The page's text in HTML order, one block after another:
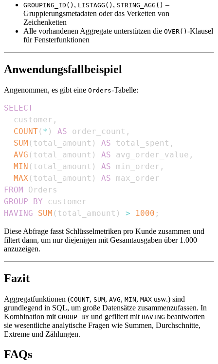
GROUPING_ID() , LISTAGG() , STRING_AGG() –
Gruppierungsmetadaten oder das Verketten von
Zeichenketten
Alle vorhandenen Aggregate unterstützen die OVER() -Klausel
für Fensterfunktionen
Anwendungsfallbeispiel
Angenommen, es gibt eine Orders-Tabelle:
SELECT
  customer
,
COUNT( * ) AS order_count ,
SUM ( total_amount ) AS total_spent ,
AVG ( total_amount ) AS avg_order_value ,
MIN ( total_amount ) AS min_order ,
MAX ( total_amount ) AS
FROM
GROUP
BY
HAVING
SUM ( total_amount ) > 1000 ;
Diese Abfrage fasst Schlüsselmetriken pro Kunde zusammen und
filtert dann, um nur diejenigen mit Gesamtausgaben über 1.000
anzuzeigen.
Fazit
Aggregatfunktionen (COUNT, SUM, AVG, MIN, MAX usw.) sind
grundlegend in SQL, um große Datensätze zusammenzufassen. In
Kombination mit GROUP BY und gefiltert mit HAVING beantworten
sie wesentliche analytische Fragen wie Summen, Durchschnitte,
Extreme und Zählungen.
FAQs